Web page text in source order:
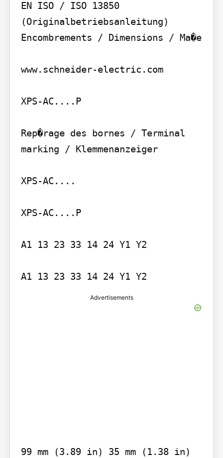
EN ISO / ISO 13850
(Originalbetriebsanleitung)
Encombrements / Dimensions / Ma�e
www.schneider-electric.com
XPS-AC....P
Rep�rage des bornes / Terminal
marking / Klemmenanzeiger
XPS-AC....
XPS-AC....P
A1 13 23 33 14 24 Y1 Y2
A1 13 23 33 14 24 Y1 Y2
Advertisements
99 mm (3.89 in) 35 mm (1.38 in)